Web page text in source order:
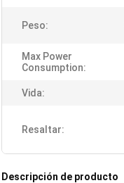
Peso:
Max Power
Consumption:
Vida:
Resaltar:
Descripción de producto